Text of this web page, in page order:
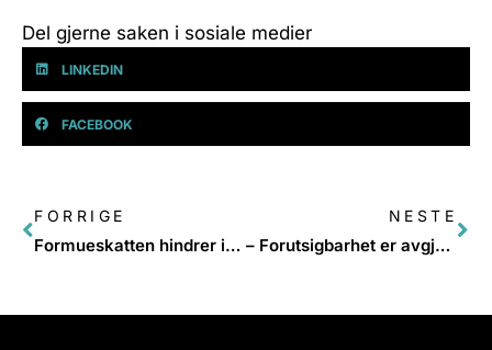
Del gjerne saken i sosiale medier
LINKEDIN
FACEBOOK
FORRIGE
Formueskatten hindrer investeringer og uvikling av nye arbeidsplasser
NESTE
– Forutsigbarhet er avgjørende for norsk industri